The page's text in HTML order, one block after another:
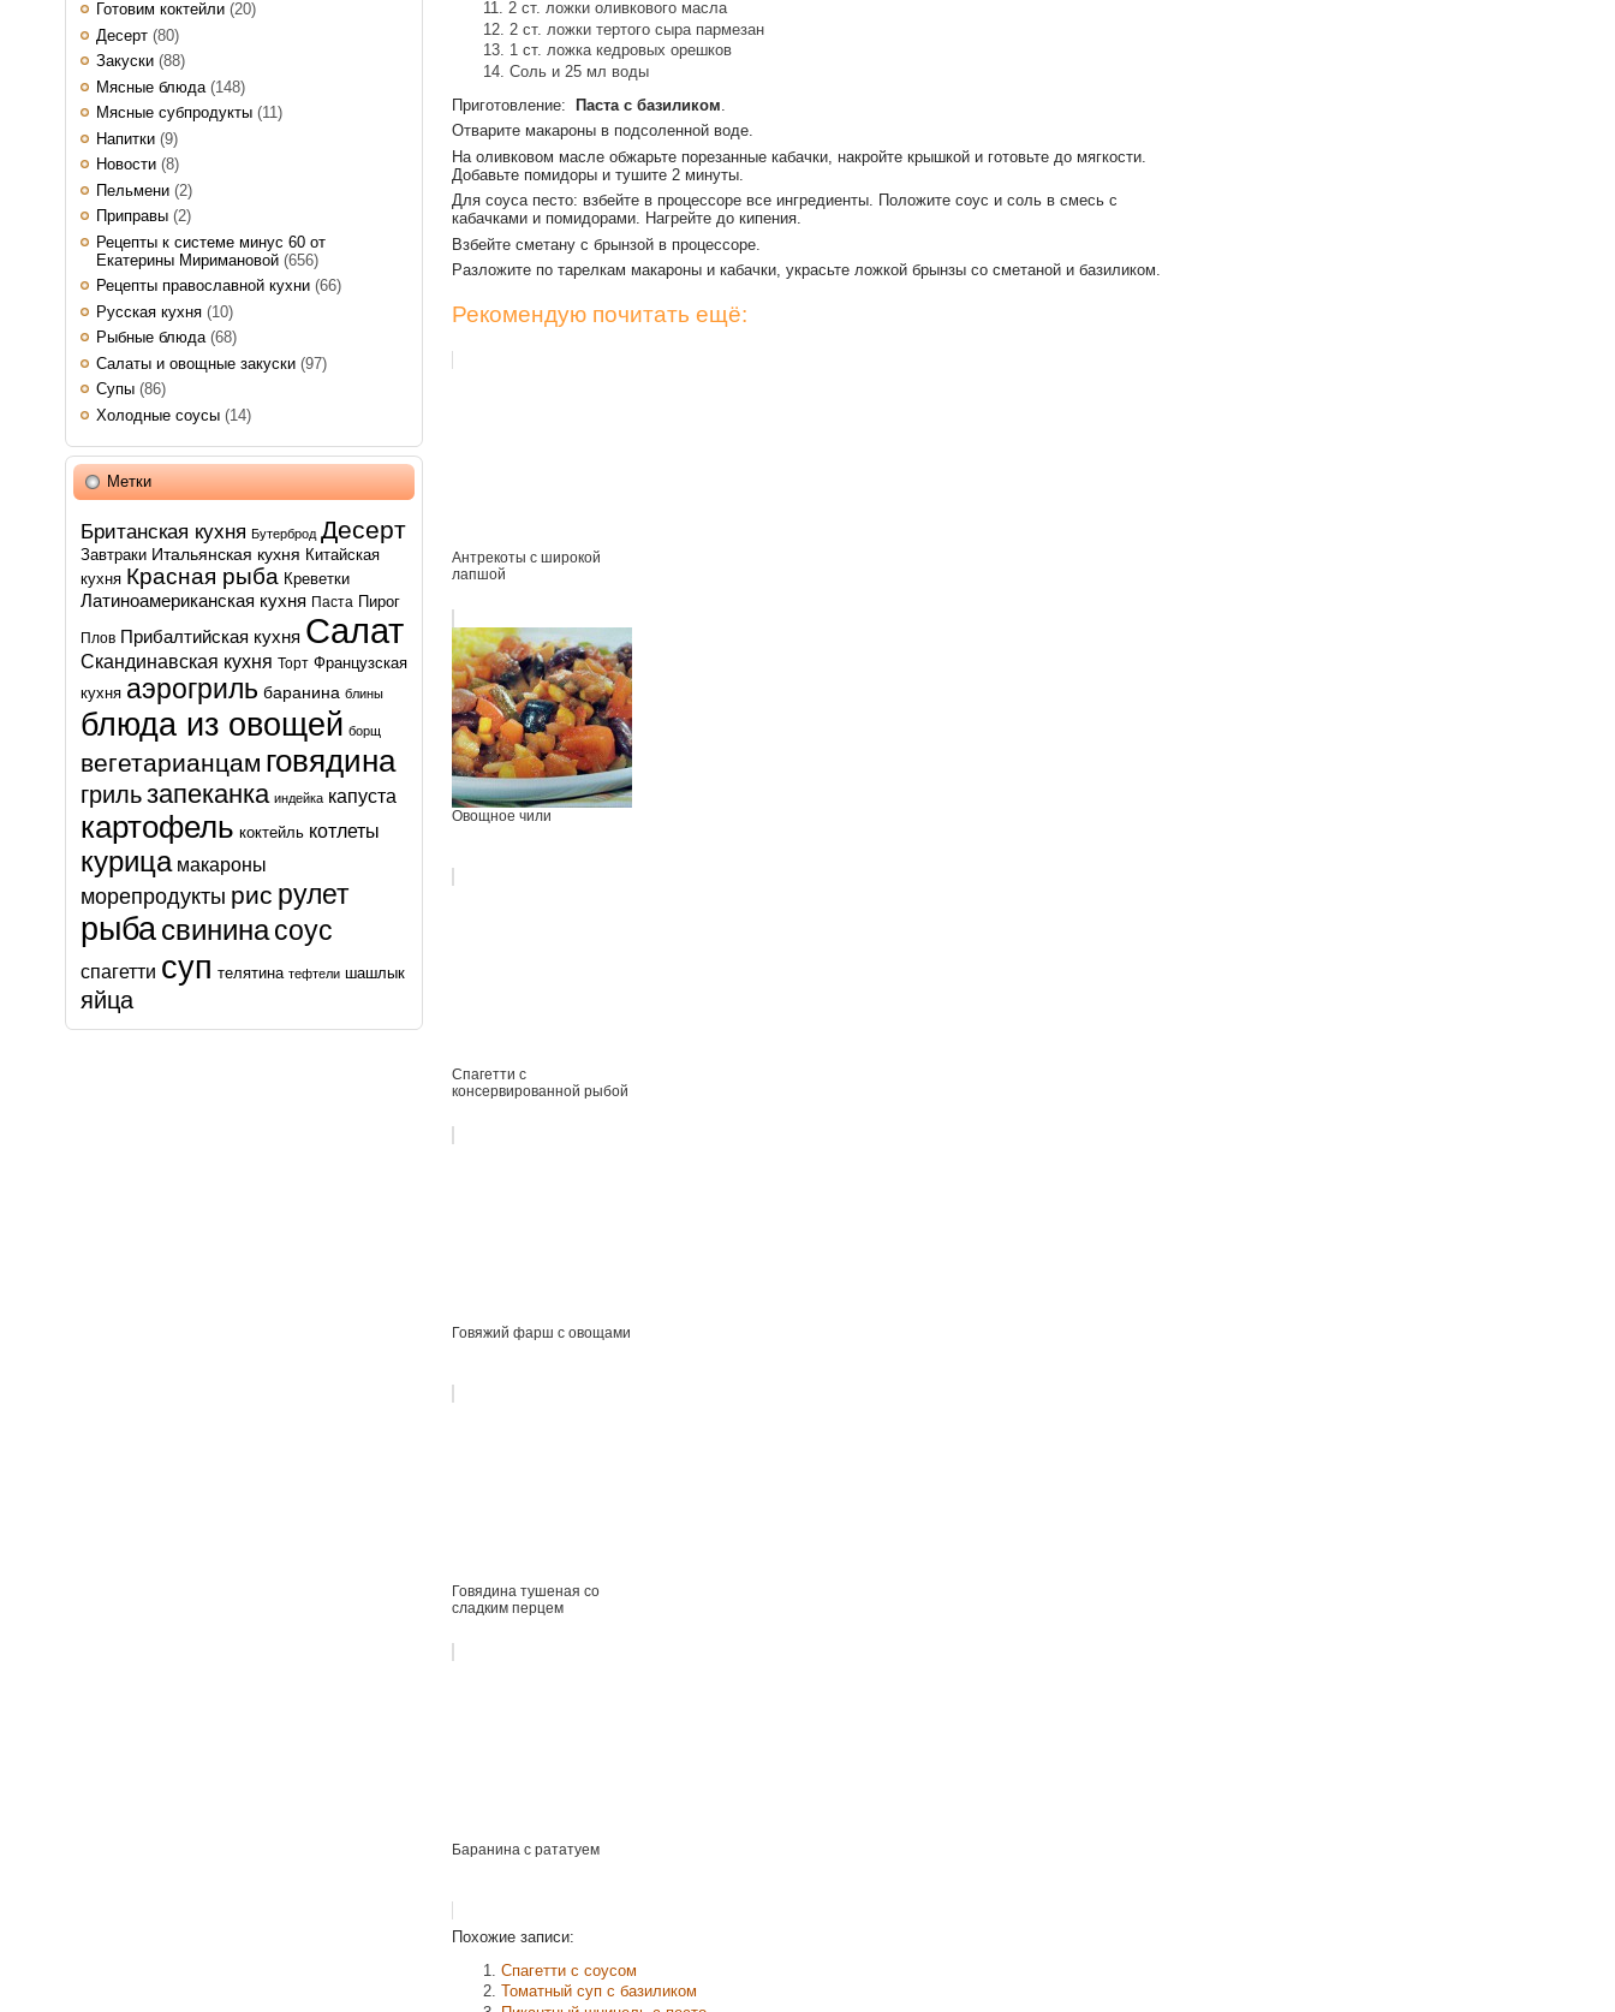
Готовим коктейли (20)
Десерт (80)
Закуски (88)
Мясные блюда (148)
Мясные субпродукты (11)
Напитки (9)
Новости (8)
Пельмени (2)
Приправы (2)
Рецепты к системе минус 60 от
Екатерины Миримановой (656)
Рецепты православной кухни (66)
Русская кухня (10)
Рыбные блюда(68)
Салаты и овощные закуски (97)
Супы (86)
Холодные соусы (14)
Метки
Британская кухня Бутерброд Десерт
Завтраки Итальянская кухня Китайская
кухня Красная рыба Креветки
Латиноамериканская кухня Паста Пирог
Плов Прибалтийская кухня Салат
Скандинавская кухня Торт Французская
кухня аэрогриль баранина блины
блюда из овощей борщ
вегетарианцам говядина
грильзапеканка индейка капуста
картофель коктейль котлеты
курица макароны
морепродукты рис рулет
рыбасвининасоус
спагетти суп телятина тефтели шашлык
яйца
2 ст. ложки оливкового масла
2 ст. ложки тертого сыра пармезан
1 ст. ложка кедровых орешков
Соль и 25 мл воды
Приготовление:
Паста с базиликом
Отварите макароны в подсоленной воде.
На оливковом масле обжарьте порезанные кабачки, накройте крышкой и готовьте до мягкости.
Добавьте помидоры и тушите 2 минуты.
Для соуса песто: взбейте в процессоре все ингредиенты. Положите соус и соль в смесь с
кабачками и помидорами. Нагрейте до кипения.
Взбейте сметану с брынзой в процессоре.
Разложите по тарелкам макароны и кабачки, украсьте ложкой брынзы со сметаной и базиликом.
Рекомендую почитать ещё:
Антрекоты с широкой
лапшой
Овощное чили
Спагетти с
консервированной рыбой
Говяжий фарш с овощами
Говядина тушеная со
сладким перцем
Баранина с рататуем
Похожие записи:
Спагетти с соусом
Томатный суп с базиликом